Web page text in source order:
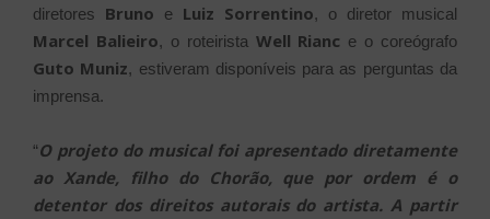
diretores Bruno e Luiz Sorrentino, o diretor musical
Marcel Balieiro, o roteirista Well Rianc e o coreógrafo
Guto Muniz, estiveram disponíveis para as perguntas da
imprensa.
“O projeto do musical foi apresentado diretamente
ao Xande, filho do Chorão, que por ordem é o
detentor dos direitos autorais do artista. A partir